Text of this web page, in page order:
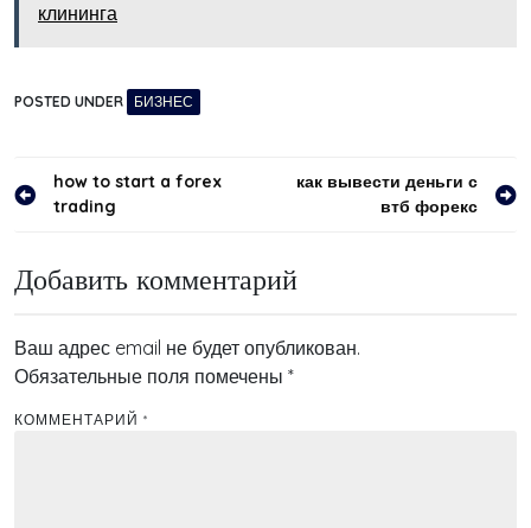
клининга
POSTED UNDER БИЗНЕС
Навигация
how to start a forex
trading
как вывести деньги с
втб форекс
Добавить комментарий
Ваш адрес email не будет опубликован.
Обязательные поля помечены *
КОММЕНТАРИЙ *